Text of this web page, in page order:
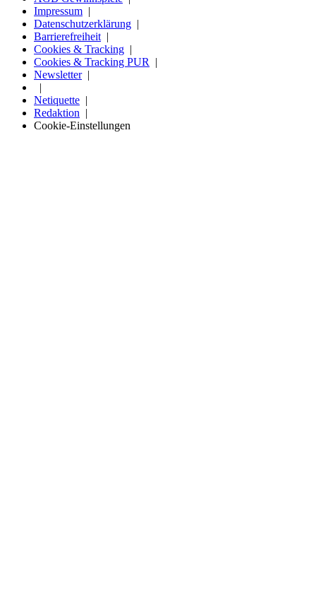
Impressum
Datenschutzerklärung
Barrierefreiheit
Cookies & Tracking
Cookies & Tracking PUR
Newsletter
Netiquette
Redaktion
Cookie-Einstellungen